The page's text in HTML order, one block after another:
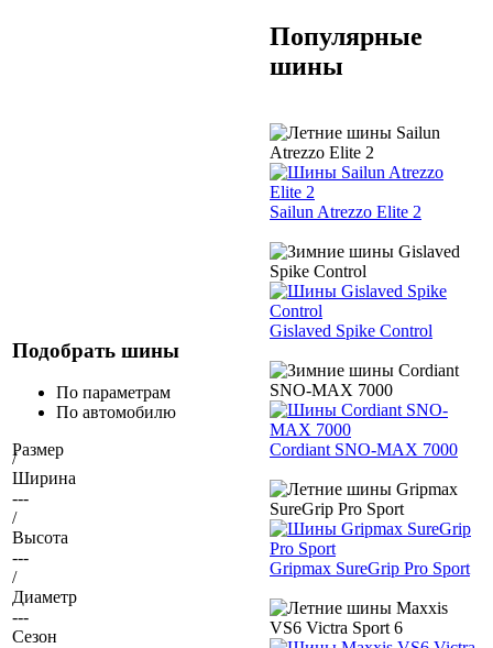
Подобрать шины
По параметрам
По автомобилю
Размер
/
Ширина
---
/
Высота
---
/
Диаметр
---
Сезон
Популярные
шины
Sailun Atrezzo Elite 2
Gislaved Spike Control
Cordiant SNO-MAX 7000
Gripmax SureGrip Pro Sport